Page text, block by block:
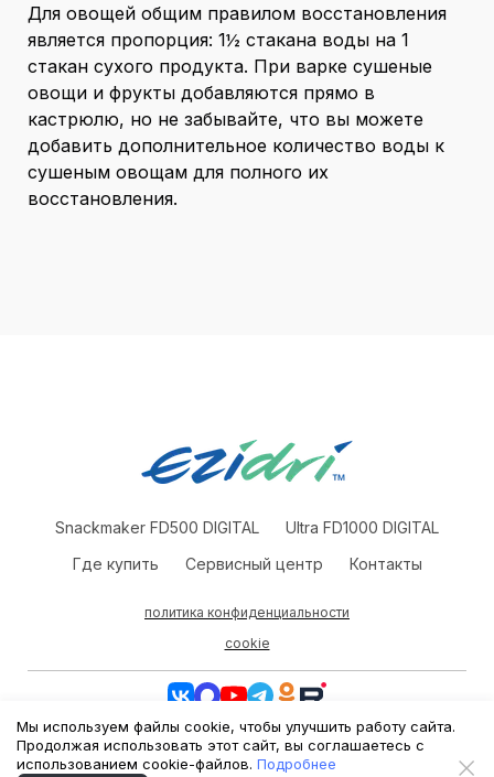
Для овощей общим правилом восстановления
является пропорция: 1½ стакана воды на 1
стакан сухого продукта. При варке сушеные
овощи и фрукты добавляются прямо в
кастрюлю, но не забывайте, что вы можете
добавить дополнительное количество воды к
сушеным овощам для полного их
восстановления.
Snackmaker FD500 DIGITAL
Ultra FD1000 DIGITAL
Где купить
Сервисный центр Контакты
политика конфиденциальности
cookie
©2026 «Изидри-Россия». Эксклюзивный международный
импортёр торговой марки Ezidri
Мы используем файлы cookie, чтобы улучшить работу сайта.
Продолжая использовать этот сайт, вы соглашаетесь с
использованием cookie-файлов. Подробнее